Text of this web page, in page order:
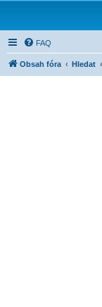
FAQ
Obsah fóra Hledat